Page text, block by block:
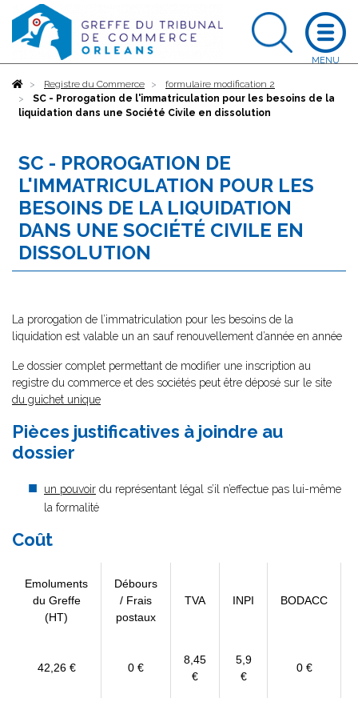
AccueilRegistre du Commerce
formulaire modification 2
SC - Prorogation de l'immatriculation pour les besoins de la
liquidation dans une Société Civile en dissolution
SC - PROROGATION DE
L'IMMATRICULATION POUR LES
BESOINS DE LA LIQUIDATION
DANS UNE SOCIÉTÉ CIVILE EN
DISSOLUTION
La prorogation de l’immatriculation pour les besoins de la
liquidation est valable un an sauf renouvellement d’année en année
Le dossier complet permettant de modifier une inscription au
registre du commerce et des sociétés peut être déposé sur le site
du guichet unique
Pièces justificatives à joindre au
dossier
un pouvoir du représentant légal s’il n’effectue pas lui-même
la formalité
Coût
Emoluments
du Greffe
(HT)
Débours
/ Frais
postaux
TVA INPI BODACC
42,26 € 0 €
8,45
€
5,9
€
0 €